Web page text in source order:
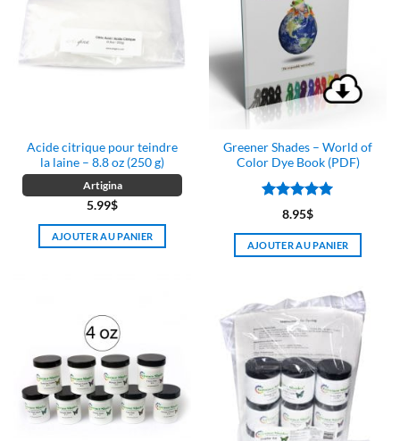
peuvent
être
du
produit
peuvent
être
choisies
sur
la
page
produit
Acide citrique pour teindre
la laine – 8.8 oz (250 g)
Artigina
5.99$
AJOUTER AU PANIER
Greener Shades – World of
Color Dye Book (PDF)
Note5sur
8.95$
AJOUTER AU PANIER